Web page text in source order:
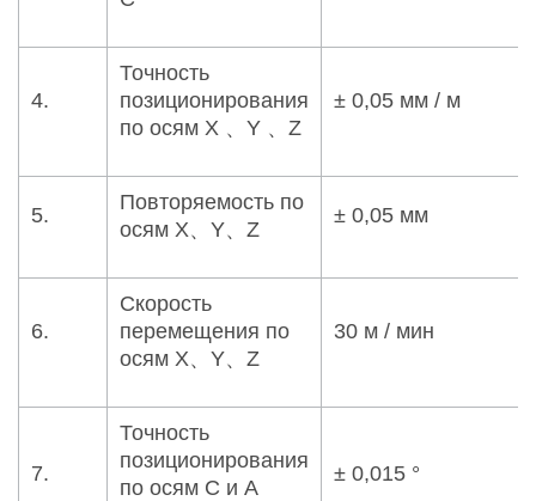
4.
Точность
позиционирования
по осям X 、Y 、Z
± 0,05 мм / м
5.
Повторяемость по
осям X、Y、Z
± 0,05 мм
6.
Скорость
перемещения по
осям X、Y、Z
30 м / мин
7.
Точность
позиционирования
по осям С и A
± 0,015 °